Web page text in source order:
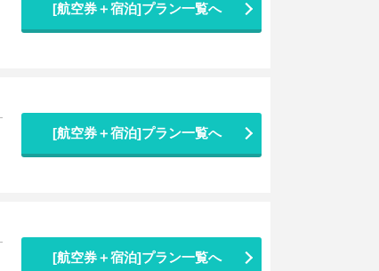
[航空券＋宿泊]プラン一覧へ
[航空券＋宿泊]プラン一覧へ
[航空券＋宿泊]プラン一覧へ